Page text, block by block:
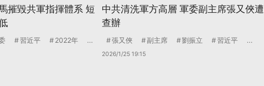
摧毀共軍指揮體系 短
習近平 2022年 ...
中共清洗軍方高層 軍委副主席張又俠遭
查辦
張又俠 副主席 劉振立 習近平 ...
2026/1/25 19:15